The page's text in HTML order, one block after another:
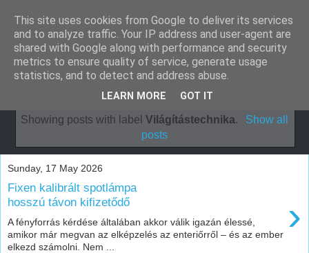
Klímaszerelés
panellakásba
Showing posts with labelVilágítástechnika.
Show all
posts
Sunday, 17 May 2026
Fixen kalibrált spotlámpa
hosszú távon kifizetődő
›
A fényforrás kérdése általában akkor válik igazán élessé,
amikor már megvan az elképzelés az enteriőrről – és az ember
elkezd számolni. Nem ...
This site uses cookies from Google to deliver its services
and to analyze traffic. Your IP address and user-agent are
shared with Google along with performance and security
metrics to ensure quality of service, generate usage
statistics, and to detect and address abuse.
LEARN MORE GOT IT